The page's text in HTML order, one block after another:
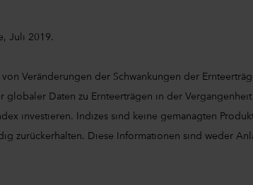
Juli 2019.
Veränderungen der Schwankungen der
Daten zu Ernteerträgen in der
investieren. Indizes sind keine gemanagten
zurückerhalten. Diese Informationen sind weder